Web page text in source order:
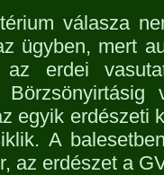
válasza
ügyben, mert
az erdei
egyik erdészeti
A
az erdészet a